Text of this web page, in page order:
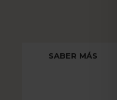
SABER MÁS